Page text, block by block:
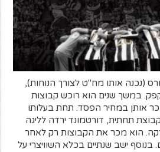
(נכנה אותו מח"ט לצורך הנוחות),
במשך שנים הוא רוכש קבוצות
אותן במחיר הפסד. תחת בעלותו
תחתית, דורטמונד ירדה לליגה
הוא מכר את הקבוצות רק לאחר
ישב שנתיים בכלא השוויצרי על